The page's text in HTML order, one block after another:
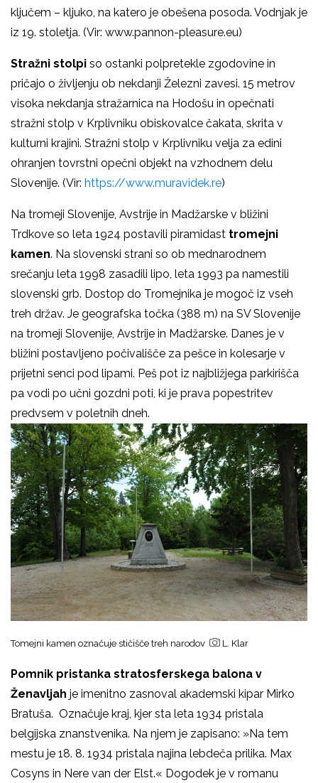
ključem – kljuko, na katero je obešena posoda. Vodnjak je
iz 19. stoletja. (Vir: www.pannon-pleasure.eu)
Stražni stolpi so ostanki polpretekle zgodovine in
pričajo o življenju ob nekdanji Železni zavesi. 15 metrov
visoka nekdanja stražarnica na Hodošu in opečnati
stražni stolp v Krplivniku obiskovalce čakata, skrita v
kulturni krajini. Stražni stolp v Krplivniku velja za edini
ohranjen tovrstni opečni objekt na vzhodnem delu
Slovenije. (Vir: https://www.muravidek.re)
Na tromeji Slovenije, Avstrije in Madžarske v bližini
Trdkove so leta 1924 postavili piramidast tromejni
kamen. Na slovenski strani so ob mednarodnem
srečanju leta 1998 zasadili lipo, leta 1993 pa namestili
slovenski grb. Dostop do Tromejnika je mogoč iz vseh
treh držav. Je geografska točka (388 m) na SV Slovenije
na tromeji Slovenije, Avstrije in Madžarske. Danes je v
bližini postavljeno počivališče za pešce in kolesarje v
prijetni senci pod lipami. Peš pot iz najbližjega parkirišča
pa vodi po učni gozdni poti, ki je prava popestritev
predvsem v poletnih dneh.
Tomejni kamen označuje stičišče treh narodov L. Klar
Pomnik pristanka stratosferskega balona v
Ženavljah je imenitno zasnoval akademski kipar Mirko
Bratuša. Označuje kraj, kjer sta leta 1934 pristala
belgijska znanstvenika. Na njem je zapisano: »Na tem
mestu je 18. 8. 1934 pristala najina lebdeča prilika. Max
Cosyns in Nere van der Elst.« Dogodek je v romanu